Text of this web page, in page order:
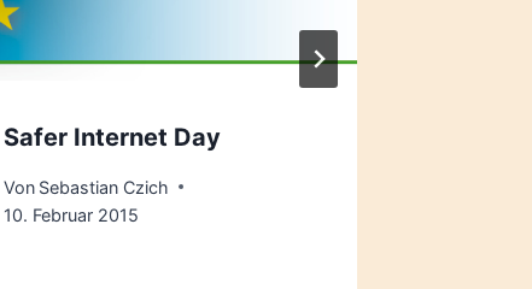
Safer Internet Day
Von Sebastian Czich
10. Februar 2015